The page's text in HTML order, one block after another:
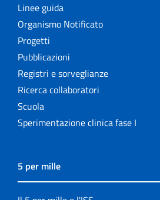
Linee guida
Organismo Notificato
Progetti
Pubblicazioni
Registri e sorveglianze
Ricerca collaboratori
Scuola
Sperimentazione clinica fase I
5 per mille